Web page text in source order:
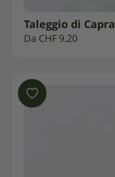
Taleggio di Capra
Da CHF 9.20